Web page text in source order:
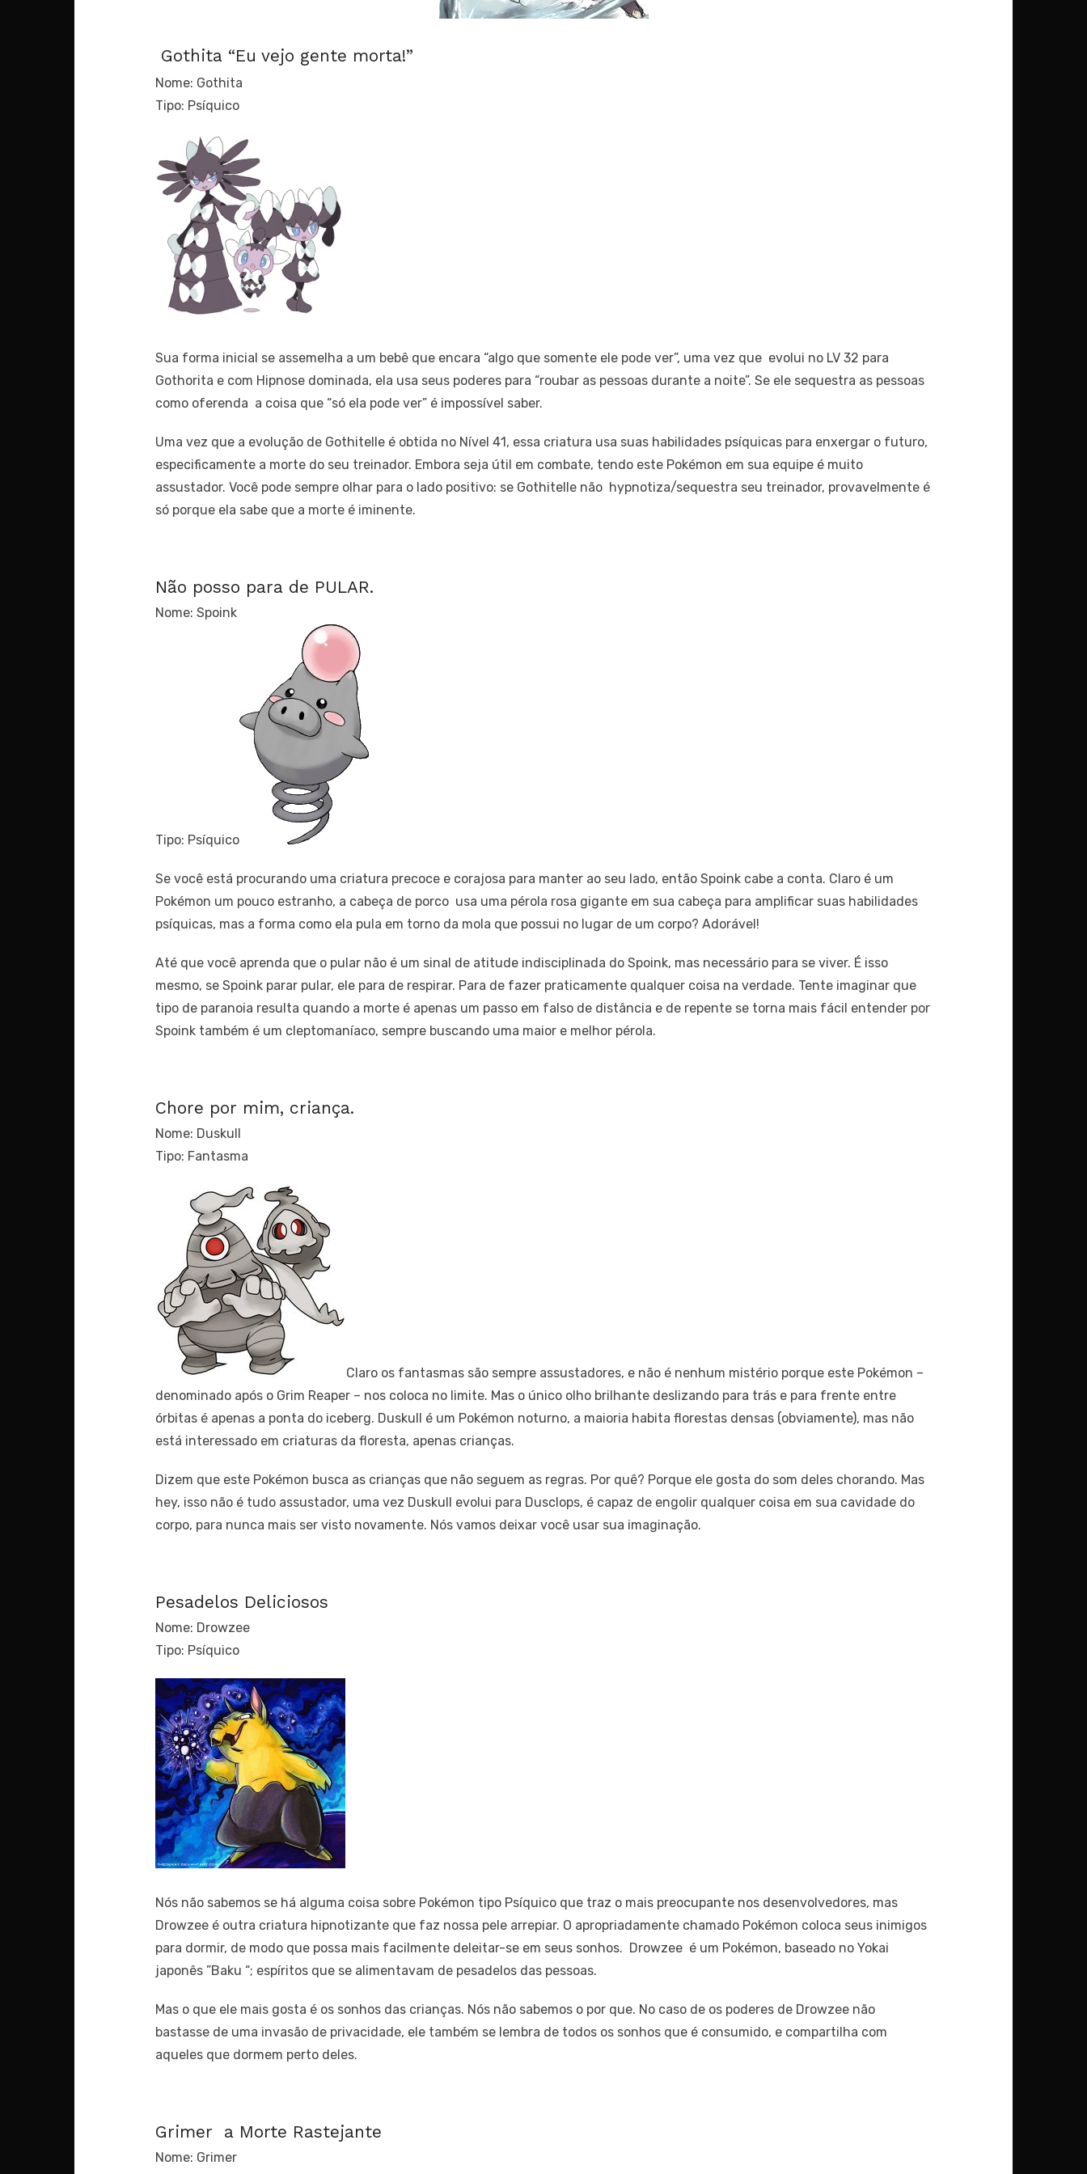
Gothita “Eu vejo gente morta!”
Nome: Gothita
Tipo: Psíquico
Sua forma inicial se assemelha a um bebê que encara “algo que somente ele pode ver”, uma vez que evolui no LV 32 para
Gothorita e com Hipnose dominada, ela usa seus poderes para “roubar as pessoas durante a noite”. Se ele sequestra as pessoas
como oferenda a coisa que “só ela pode ver” é impossível saber.
Uma vez que a evolução de Gothitelle é obtida no Nível 41, essa criatura usa suas habilidades psíquicas para enxergar o futuro,
especificamente a morte do seu treinador. Embora seja útil em combate, tendo este Pokémon em sua equipe é muito
assustador. Você pode sempre olhar para o lado positivo: se Gothitelle não hypnotiza/sequestra seu treinador, provavelmente é
só porque ela sabe que a morte é iminente.
Não posso para de PULAR.
Nome: Spoink
Tipo: Psíquico
Se você está procurando uma criatura precoce e corajosa para manter ao seu lado, então Spoink cabe a conta. Claro é um
Pokémon um pouco estranho, a cabeça de porco usa uma pérola rosa gigante em sua cabeça para amplificar suas habilidades
psíquicas, mas a forma como ela pula em torno da mola que possui no lugar de um corpo? Adorável!
Até que você aprenda que o pular não é um sinal de atitude indisciplinada do Spoink, mas necessário para se viver. É isso
mesmo, se Spoink parar pular, ele para de respirar. Para de fazer praticamente qualquer coisa na verdade. Tente imaginar que
tipo de paranoia resulta quando a morte é apenas um passo em falso de distância e de repente se torna mais fácil entender por
Spoink também é um cleptomaníaco, sempre buscando uma maior e melhor pérola.
Chore por mim, criança.
Nome: Duskull
Tipo: Fantasma
Claro os fantasmas são sempre assustadores, e não é nenhum mistério porque este Pokémon –
denominado após o Grim Reaper – nos coloca no limite. Mas o único olho brilhante deslizando para trás e para frente entre
órbitas é apenas a ponta do iceberg. Duskull é um Pokémon noturno, a maioria habita florestas densas (obviamente), mas não
está interessado em criaturas da floresta, apenas crianças.
Dizem que este Pokémon busca as crianças que não seguem as regras. Por quê? Porque ele gosta do som deles chorando. Mas
hey, isso não é tudo assustador, uma vez Duskull evolui para Dusclops, é capaz de engolir qualquer coisa em sua cavidade do
corpo, para nunca mais ser visto novamente. Nós vamos deixar você usar sua imaginação.
Pesadelos Deliciosos
Nome: Drowzee
Tipo: Psíquico
Nós não sabemos se há alguma coisa sobre Pokémon tipo Psíquico que traz o mais preocupante nos desenvolvedores, mas
Drowzee é ​​outra criatura hipnotizante que faz nossa pele arrepiar. O apropriadamente chamado Pokémon coloca seus inimigos
para dormir, de modo que possa mais facilmente deleitar-se em seus sonhos. Drowzee é um Pokémon, baseado no Yokai
japonês ”Baku “; espíritos que se alimentavam de pesadelos das pessoas.
Mas o que ele mais gosta é os sonhos das crianças. Nós não sabemos o por que. No caso de os poderes de Drowzee não
bastasse de uma invasão de privacidade, ele também se lembra de todos os sonhos que é consumido, e compartilha com
aqueles que dormem perto deles.
Grimer a Morte Rastejante
Nome: Grimer